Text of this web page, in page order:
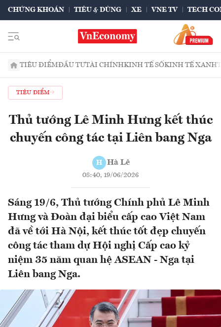
CHỨNG KHOÁN TIÊU & DÙNG XE VNE TV TECH
TIÊU ĐIỂMĐẦU TƯTÀI CHÍNHKINH TẾ SỐKINH TẾ XANH
TIÊU ĐIỂM
Thủ tướng Lê Minh Hưng kết thúc
chuyến công tác tại Liên bang Nga
H Hà Lê
08:40, 19/06/2026
Sáng 19/6, Thủ tướng Chính phủ Lê Minh
Hưng và Đoàn đại biểu cấp cao Việt Nam
đã về tới Hà Nội, kết thúc tốt đẹp chuyến
công tác tham dự Hội nghị Cấp cao kỷ
niệm 35 năm quan hệ ASEAN - Nga tại
Liên bang Nga.